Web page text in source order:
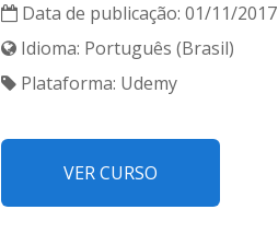
Data de publicação: 01/11/2017
Idioma: Português (Brasil)
Plataforma: Udemy
VER CURSO